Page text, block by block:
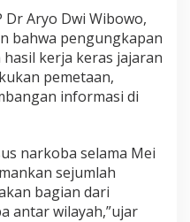
Dr Aryo Dwi Wibowo,
bahwa pengungkapan
kerja keras jajaran
pemetaan,
informasi di
narkoba selama Mei
sejumlah
bagian dari
antar wilayah,”ujar